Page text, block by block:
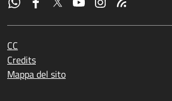
CC
Credits
Mappa del sito